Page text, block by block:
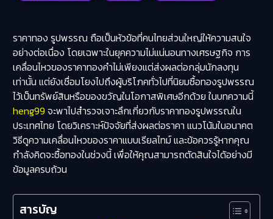
ราคาทอง รูปพรรณ ถือเป็นหัวข้อที่คนไทยส่วนใหญ่ให้ความสนใจ
อย่างต่อเนื่อง โดยเฉพาะในยุคความไม่แน่นอนทางเศรษฐกิจ การ
เคลื่อนไหวของราคาทองคำไม่เพียงแต่ส่งผลต่อกลุ่มนักลงทุน
เท่านั้น แต่ยังเชื่อมโยงไปถึงผู้บริโภคทั่วไปที่นิยมซื้อทองรูปพรรณ
ไว้เป็นทรัพย์สินหรือของขวัญในโอกาสพิเศษอีกด้วย ในบทความนี้
heng99 จะพาไปสำรวจเจาะลึกเกี่ยวกับราคาทองรูปพรรณใน
ประเทศไทย โดยวิเคราะห์ปัจจัยที่ส่งผลต่อราคา แนวโน้มในอนาคต
วิธีดูความเคลื่อนไหวของราคาแบบเรียลไทม์ และข้อควรรู้หากคุณ
กำลังคิดจะซื้อทองในช่วงนี้ เพื่อให้คุณสามารถตัดสินใจได้อย่างมี
ข้อมูลครบถ้วน
สารบัญ